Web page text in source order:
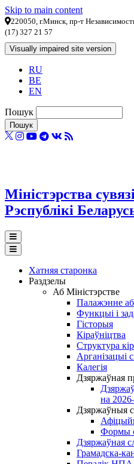
Skip to main content
220050, г.Минск, пр-т
(17) 327 21 57
RU
BE
EN
Пошук
Міністэрства
Рэспублікі
Хатняя старонка
Раздзелы
Аб Міністэрстве
Палажэнне аб
Функцыі і
Гісторыя
Кіраўніцтва
Структура
Арганізацыі
Калегія
Дзяржаўная
на
Дзяржаўныя
Формы
Дзяржаўная
Грамадска-